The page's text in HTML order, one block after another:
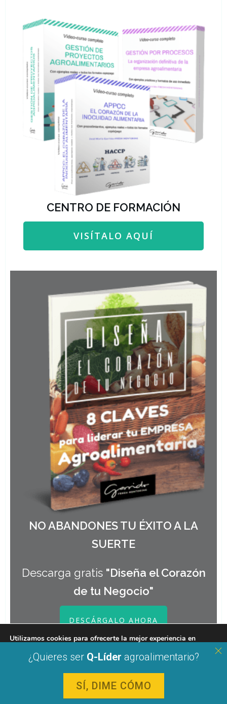
CENTRO DE FORMACIÓN
VISÍTALO AQUÍ
NO ABANDONES TU ÉXITO A LA
SUERTE
Descarga gratis "Diseña el Corazón
de tu Negocio"
DESCÁRGALO AHORA
Utilizamos cookies para ofrecerte la mejor experiencia en
Puedes aprender más sobre qué cookies utilizamos o
Rechazar Ajustes
¿Quieres ser Q-Líder agroalimentario?
SÍ, DIME CÓMO